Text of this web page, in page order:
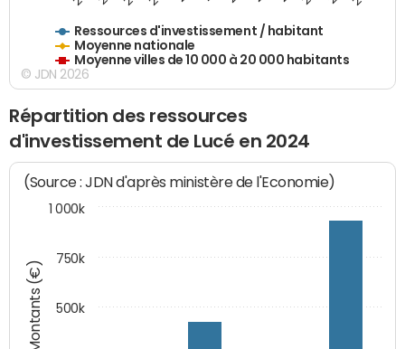
Ressources d'investissement / habitant
Moyenne nationale
Moyenne villes de 10 000 à 20 000 habitants
© JDN 2026
Répartition des ressources
d'investissement de Lucé en 2024
Montants (€)
(Source : JDN d'après ministère de l'Economie)
500k
750k
1 000k